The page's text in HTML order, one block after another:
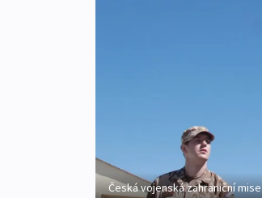
Česká vojenská zahraniční mise